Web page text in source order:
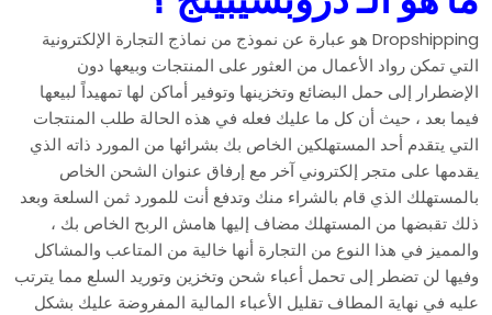
Dropshipping هو عبارة عن نموذج من نماذج التجارة الإلكترونية
التي تمكن رواد الأعمال من العثور على المنتجات وبيعها دون
الإضطرار إلى حمل البضائع وتخزينها وتوفير أماكن لها تمهيداً لبيعها
فيما بعد ، حيث أن كل ما عليك فعله في هذه الحالة طلب المنتجات
التي يتقدم أحد المستهلكين الخاص بك بشرائها من المورد ذاته الذي
يقدمها على متجر إلكتروني آخر مع إرفاق عنوان الشحن الخاص
بالمستهلك الذي قام بالشراء منك وتدفع أنت للمورد ثمن السلعة وبعد
ذلك تقبضها من المستهلك مضاف إليها هامش الربح الخاص بك ،
والمميز في هذا النوع من التجارة أنها خالية من المتاعب والمشاكل
وفيها لن تضطر إلى تحمل أعباء شحن وتخزين وتوريد السلع مما يترتب
عليه في نهاية المطاف تقليل الأعباء المالية المفروضة عليك بشكل